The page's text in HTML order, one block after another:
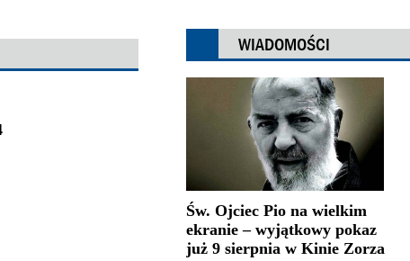
WIADOMOŚCI
Św. Ojciec Pio na wielkim
ekranie – wyjątkowy pokaz
już 9 sierpnia w Kinie Zorza